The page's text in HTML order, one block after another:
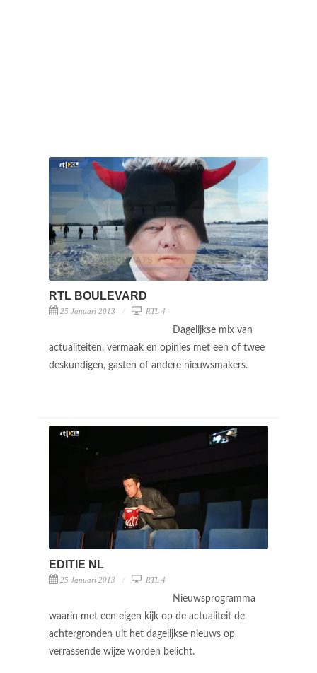
RTL BOULEVARD
25 Januari 2013 RTL 4
Dagelijkse mix van
actualiteiten, vermaak en opinies met een of twee
deskundigen, gasten of andere nieuwsmakers.
EDITIE NL
25 Januari 2013 RTL 4
Nieuwsprogramma
waarin met een eigen kijk op de actualiteit de
achtergronden uit het dagelijkse nieuws op
verrassende wijze worden belicht.